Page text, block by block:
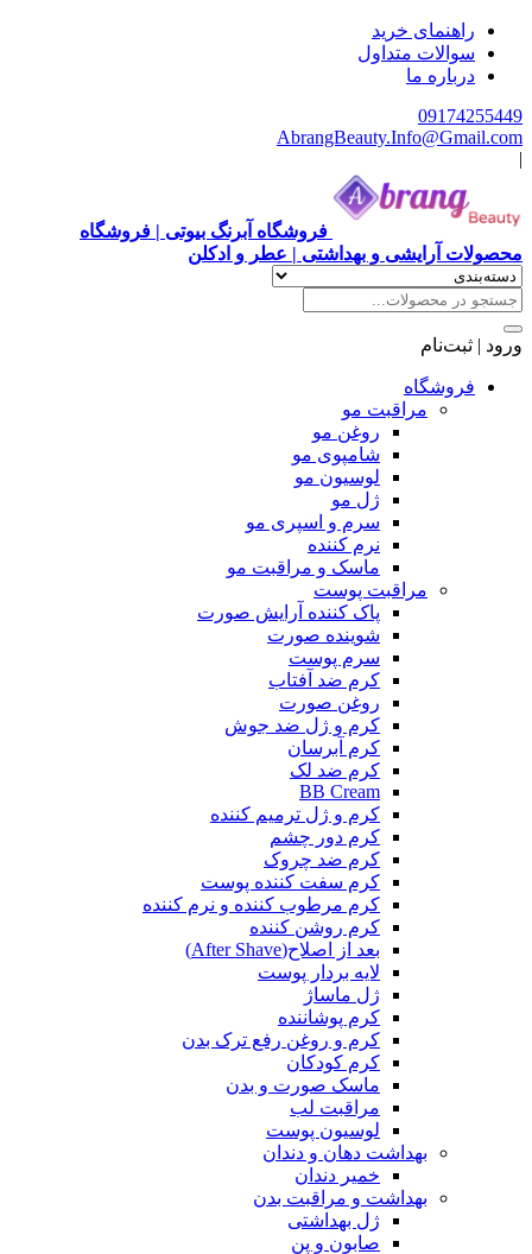
راهنمای خرید
سوالات متداول
درباره ما
09174255449
AbrangBeauty.Info@Gmail.com
|
فروشگاه آبرنگ بیوتی | فروشگاه
محصولات آرایشی و بهداشتی | عطر و ادکلن
ورود | ثبت‌نام
فروشگاه
مراقبت مو
روغن مو
شامپوی مو
لوسیون مو
ژل مو
سرم و اسپری مو
نرم کننده
ماسک و مراقبت مو
مراقبت پوست
پاک کننده آرایش صورت
شوینده صورت
سرم پوست
کرم ضد آفتاب
روغن صورت
کرم و ژل ضد جوش
کرم آبرسان
کرم ضد لک
BB Cream
کرم و ژل ترمیم کننده
کرم دور چشم
کرم ضد چروک
کرم سفت کننده پوست
کرم مرطوب کننده و نرم کننده
کرم روشن کننده
بعد از اصلاح(After Shave)
لایه بردار پوست
ژل ماساژ
کرم پوشاننده
کرم و روغن رفع ترک بدن
کرم کودکان
ماسک صورت و بدن
مراقبت لب
لوسیون پوست
بهداشت دهان و دندان
خمیر دندان
بهداشت و مراقبت بدن
ژل بهداشتی
صابون و پن